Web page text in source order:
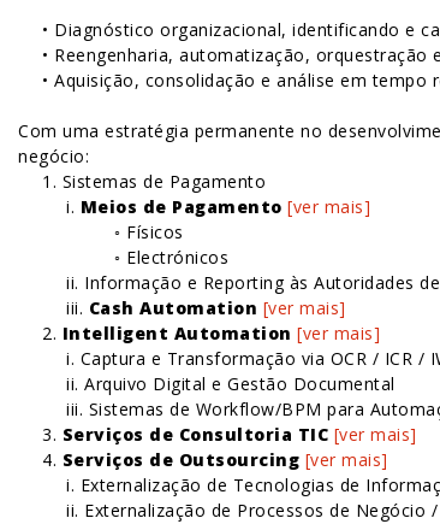
• Diagnóstico organizacional, identificando e
• Reengenharia, automatização,
• Aquisição, consolidação e análise em
Com uma estratégia permanente no
negócio:
1. Sistemas de Pagamento
i. Meios de Pagamento [ver mais]
◦ Físicos
◦ Electrónicos
ii. Informação e Reporting às Autoridades
iii. Cash Automation [ver mais]
2. Intelligent Automation [ver mais]
i. Captura e Transformação via OCR / ICR /
ii. Arquivo Digital e Gestão Documental
iii. Sistemas de Workflow/BPM para
3. Serviços de Consultoria TIC [ver mais]
4. Serviços de Outsourcing [ver mais]
i. Externalização de Tecnologias de
ii. Externalização de Processos de Negócio